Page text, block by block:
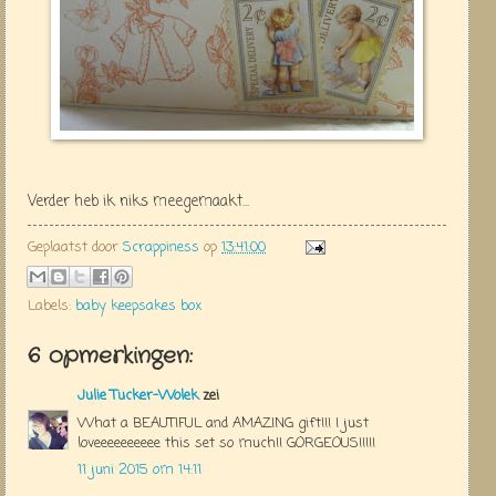
Verder heb ik niks meegemaakt...
Geplaatst door Scrappiness op 13:41:00
Labels: baby keepsakes box
6 opmerkingen:
Julie Tucker-Wolekzei
What a BEAUTIFUL and AMAZING gift!!! I just
loveeeeeeeeee this set so much!! GORGEOUS!!!!!
11 juni 2015 om 14:11